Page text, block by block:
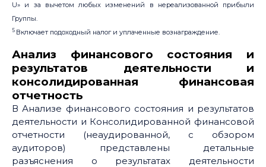
U» и за вычетом любых изменений в нереализованной прибыли
Группы.
5 Включает подоходный налог и уплаченные вознаграждение.
Анализ финансового состояния и
результатов деятельности и
консолидированная финансовая
отчетность
В Анализе финансового состояния и результатов
деятельности и Консолидированной финансовой
отчетности (неаудированной, с обзором
аудиторов) представлены детальные
разъяснения о результатах деятельности